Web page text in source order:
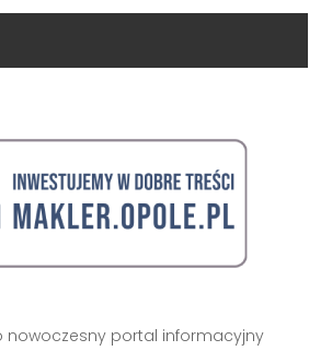
nowoczesny portal informacyjny